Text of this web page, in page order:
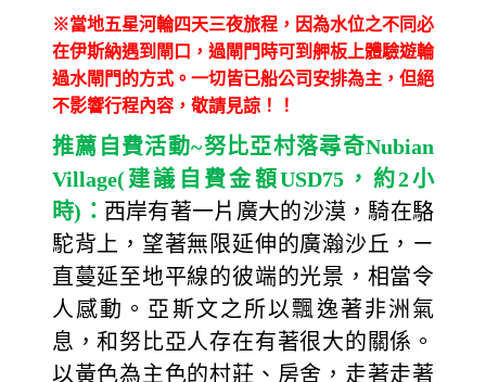
※當地五星河輪四天三夜旅程，因為水位之不同必
在伊斯納遇到閘口，過閘門時可到舺板上體驗遊輪
過水閘門的方式。一切皆已船公司安排為主，但絕
不影響行程內容，敬請見諒！！
推薦自費活動~努比亞村落尋奇Nubian
Village( 建議自費金額USD75，約2小
時) ： 西岸有著一片廣大的沙漠，騎在駱
駝背上，望著無限延伸的廣瀚沙丘，ㄧ
直蔓延至地平線的彼端的光景，相當令
人感動。亞斯文之所以飄逸著非洲氣
息，和努比亞人存在有著很大的關係。
以黃色為主色的村莊、房舍，走著走著